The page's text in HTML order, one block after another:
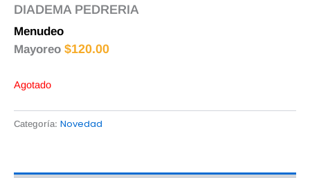
DIADEMA PEDRERIA
Menudeo
Mayoreo $120.00
Agotado
Categoría: Novedad